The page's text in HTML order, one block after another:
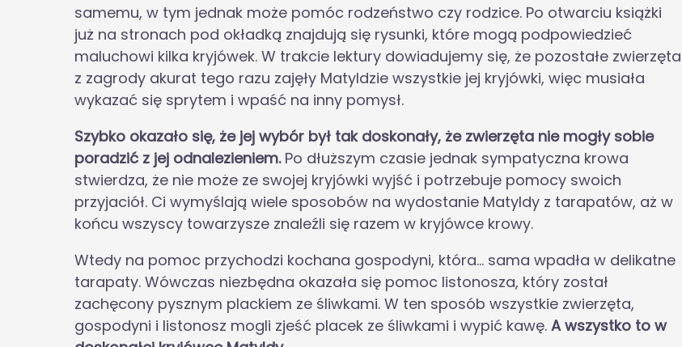
samemu, w tym jednak może pomóc rodzeństwo czy rodzice. Po otwarciu książki
już na stronach pod okładką znajdują się rysunki, które mogą podpowiedzieć
maluchowi kilka kryjówek. W trakcie lektury dowiadujemy się, że pozostałe zwierzęta
z zagrody akurat tego razu zajęły Matyldzie wszystkie jej kryjówki, więc musiała
wykazać się sprytem i wpaść na inny pomysł.
Szybko okazało się, że jej wybór był tak doskonały, że zwierzęta nie mogły sobie
poradzić z jej odnalezieniem.Po dłuższym czasie jednak sympatyczna krowa
stwierdza, że nie może ze swojej kryjówki wyjść i potrzebuje pomocy swoich
przyjaciół. Ci wymyślają wiele sposobów na wydostanie Matyldy z tarapatów, aż w
końcu wszyscy towarzysze znaleźli się razem w kryjówce krowy.
Wtedy na pomoc przychodzi kochana gospodyni, która… sama wpadła w delikatne
tarapaty. Wówczas niezbędna okazała się pomoc listonosza, który został
zachęcony pysznym plackiem ze śliwkami. W ten sposób wszystkie zwierzęta,
gospodyni i listonosz mogli zjeść placek ze śliwkami i wypić kawę. A wszystko to w